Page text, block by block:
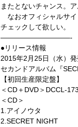
またとないチャンス。
なおオフィシャルサイ
チェックして欲しい。
——————————-
●リリース情報
2015年2月25日（水）発
セカンドアルバム『
【初回生産限定盤】
＜CD＋DVD＞DCCL-
＜CD＞
1.アイノウタ
2.SECRET NIGHT